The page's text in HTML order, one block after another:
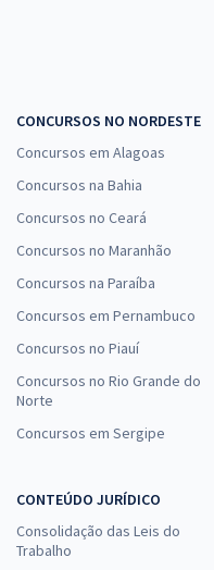
CONCURSOS NO NORDESTE
Concursos em Alagoas
Concursos na Bahia
Concursos no Ceará
Concursos no Maranhão
Concursos na Paraíba
Concursos em Pernambuco
Concursos no Piauí
Concursos no Rio Grande do
Norte
Concursos em Sergipe
CONTEÚDO JURÍDICO
Consolidação das Leis do
Trabalho